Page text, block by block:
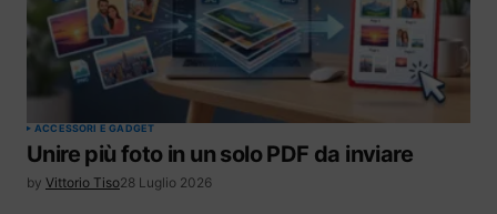
ACCESSORI E GADGET
Unire più foto in un solo PDF da inviare
by Vittorio Tiso28 Luglio 2026